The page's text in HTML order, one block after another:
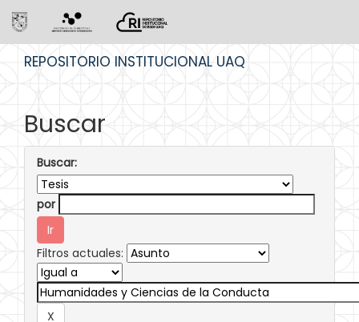
REPOSITORIO INSTITUCIONAL UAQ
Buscar
Buscar:
por
Filtros actuales: